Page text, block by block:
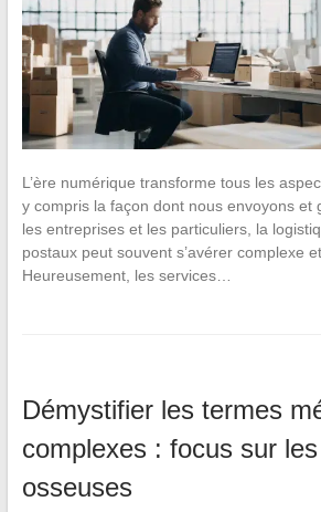
L’ère numérique transforme tous les
y compris la façon dont nous envoyons et
les entreprises et les particuliers, la
postaux peut souvent s’avérer complexe
Heureusement, les services…
Démystifier les termes
complexes : focus sur
osseuses